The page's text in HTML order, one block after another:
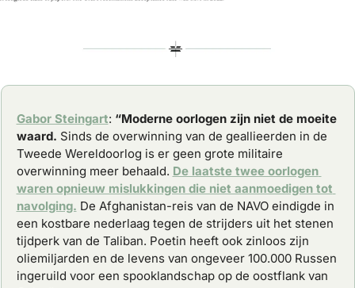
Gabor Steingart: “Moderne oorlogen zijn niet de moeite
waard. Sinds de overwinning van de geallieerden in de
Tweede Wereldoorlog is er geen grote militaire
overwinning meer behaald. De laatste twee oorlogen
waren opnieuw mislukkingen die niet aanmoedigen tot
navolging. De Afghanistan-reis van de NAVO eindigde in
een kostbare nederlaag tegen de strijders uit het stenen
tijdperk van de Taliban. Poetin heeft ook zinloos zijn
oliemiljarden en de levens van ongeveer 100.000 Russen
ingeruild voor een spooklandschap op de oostflank van